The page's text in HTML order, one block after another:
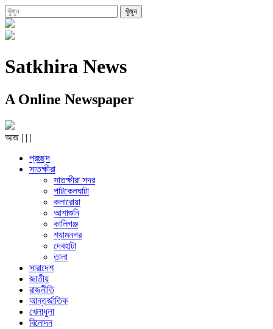
Satkhira News
A Online Newspaper
আজ | | |
প্রচ্ছদ
সাতক্ষীরা
সাতক্ষীরা সদর
পাটকেলঘাটা
কলারোয়া
আশাশুনি
কালিগঞ্জ
শ্যামনগর
দেবহাটা
তালা
সারাদেশ
জাতীয়
রাজনীতি
আন্তর্জাতিক
খেলাধুলা
বিনোদন